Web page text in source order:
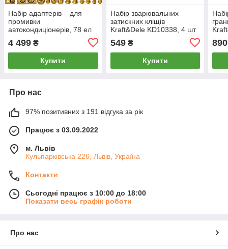
Набір адаптерів – для
промивки
автокондиціонерів, 78 ел
4 499 ₴
Купити
Набір зварювальних
затискних кліщів
Kraft&Dele KD10338, 4 шт
549₴
Купити
890
Про нас
97% позитивних з 191 відгука за рік
Працює з 03.09.2022
м. Львів
Кульпарківська 226, Львів, Україна
Контакти
Сьогодні працює з 10:00 до 18:00
Показати весь графік роботи
Про нас